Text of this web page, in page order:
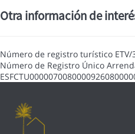
Otra información de
Número de registro turístico
Número de Registro Único